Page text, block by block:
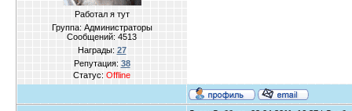
Работал я тут
Группа: Администраторы
Сообщений: 4513
Награды: 27
Репутация: 38
Статус: Offline